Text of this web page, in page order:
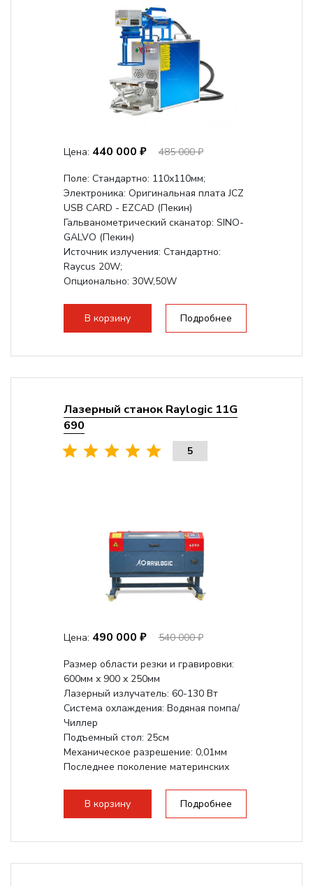
Цена: 440 000 ₽
485 000 ₽
Поле: Cтандартно: 110х110мм;
Электроника: Оригинальная плата JCZ
USB CARD - EZCAD (Пекин)
Гальванометрический сканатор: SINO-
GALVO (Пекин)
Источник излучения: Стандартно:
Raycus 20W;
Опционально: 30W,50W
В корзину Подробнее
Лазерный станок Raylogic 11G
690
5
Цена: 490 000 ₽
540 000 ₽
Размер области резки и гравировки:
600мм х 900 х 250мм
Лазерный излучатель: 60-130 Вт
Система охлаждения: Водяная помпа/
Чиллер
Подъемный стол: 25см
Механическое разрешение: 0,01мм
Последнее поколение материнских
В корзину Подробнее